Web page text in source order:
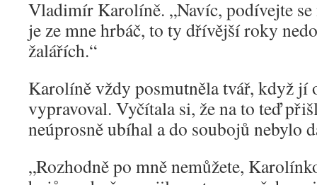
Vladimír Karolíně. „Navíc, podívejte se
je ze mne hrbáč, to ty dřívější roky
žalářích.“
Karolíně vždy posmutněla tvář, když
vypravoval. Vyčítala si, že na to teď
neúprosně ubíhal a do soubojů nebylo
„Rozhodně po mně nemůžete,